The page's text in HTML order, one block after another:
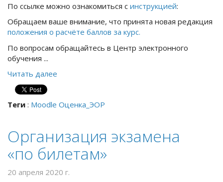
По ссылке можно ознакомиться с инструкцией:
Обращаем ваше внимание, что принята новая редакция
положения о расчёте баллов за курс.
По вопросам обращайтесь в Центр электронного
обучения ...
Читать далее
Теги : Moodle Оценка_ЭОР
Организация экзамена
«по билетам»
20 апреля 2020 г.